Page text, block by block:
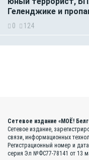
Геленджике и
0 124
Сетевое издание «МОЁ!
Сетевое издание,
связи, информационных
Регистрационный номер и
серия Эл №ФС77-78141 от 13